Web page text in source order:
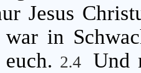
Jesus
in
2.4
Und